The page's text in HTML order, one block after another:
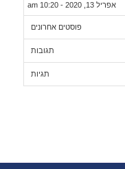
אפריל 13, 2020 - 10:20 am
פוסטים אחרונים
תגובות
תגיות